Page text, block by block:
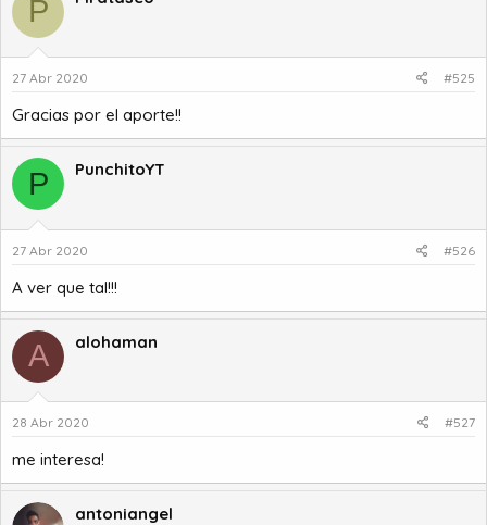
P
27 Abr 2020 #525
Gracias por el aporte!!
P PunchitoYT
27 Abr 2020 #526
A ver que tal!!!
A alohaman
28 Abr 2020 #527
me interesa!
antoniangel